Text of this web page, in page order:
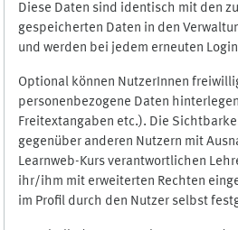
Diese Daten sind identisch mit den
gespeicherten Daten in den
und werden bei jedem erneuten
Optional können NutzerInnen
personenbezogene Daten
Freitextangaben etc.). Die
gegenüber anderen Nutzern mit
Learnweb-Kurs verantwortlichen
ihr/ihm mit erweiterten Rechten
im Profil durch den Nutzer selbst